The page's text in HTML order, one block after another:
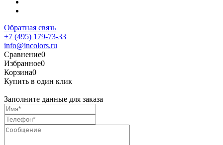
Обратная связь
+7 (495) 179-73-33
info@incolors.ru
Сравнение0
Избранное0
Корзина0
Купить в один клик
Заполните данные для заказа